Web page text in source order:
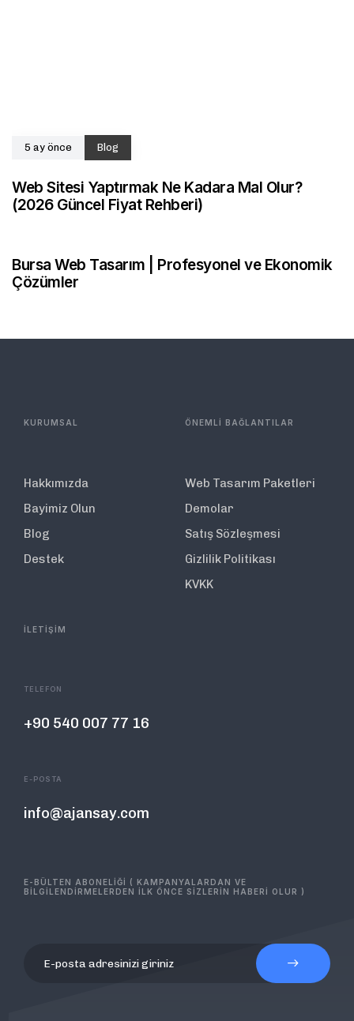
5 ay önce Blog
Web Sitesi Yaptırmak Ne Kadara Mal Olur?
(2026 Güncel Fiyat Rehberi)
Bursa Web Tasarım | Profesyonel ve Ekonomik
Çözümler
KURUMSAL
Hakkımızda
Bayimiz Olun
Blog
Destek
ÖNEMLİ BAĞLANTILAR
Web Tasarım Paketleri
Demolar
Satış Sözleşmesi
Gizlilik Politikası
KVKK
İLETİŞİM
TELEFON
+90 540 007 77 16
E-POSTA
info@ajansay.com
E-BÜLTEN ABONELİĞİ ( KAMPANYALARDAN VE
BİLGİLENDİRMELERDEN İLK ÖNCE SİZLERİN HABERİ OLUR )